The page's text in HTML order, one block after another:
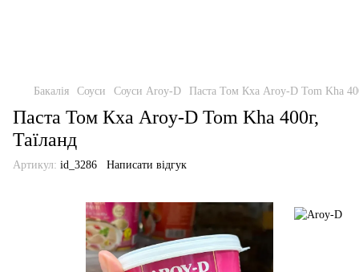
Бакалія Соуси Соуси Aroy-D Паста Том Кха Aroy-D Tom Kha
Паста Том Кха Aroy-D Tom Kha 400г,
Таїланд
Артикул: id_3286 Написати відгук